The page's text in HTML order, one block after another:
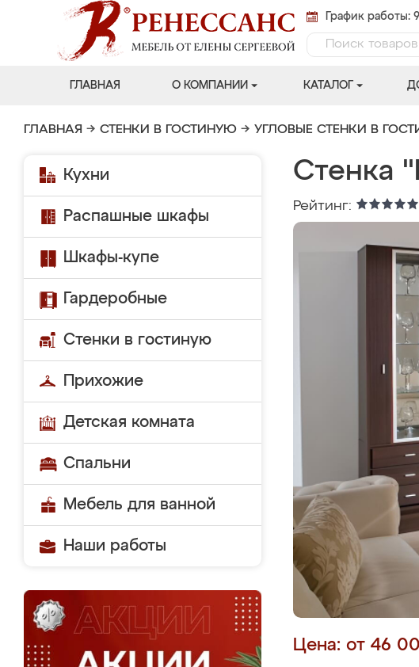
График работы:
ГЛАВНАЯ О КОМПАНИИ КАТАЛОГ
ГЛАВНАЯ → СТЕНКИ В ГОСТИНУЮ → УГЛОВЫЕ СТЕНКИ В
Кухни
Распашные шкафы
Шкафы-купе
Гардеробные
Стенки в гостиную
Прихожие
Детская комната
Спальни
Мебель для ванной
Наши работы
Стенка
Рейтинг:
Цена: от 46